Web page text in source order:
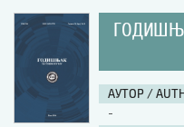
АУТОР /
-